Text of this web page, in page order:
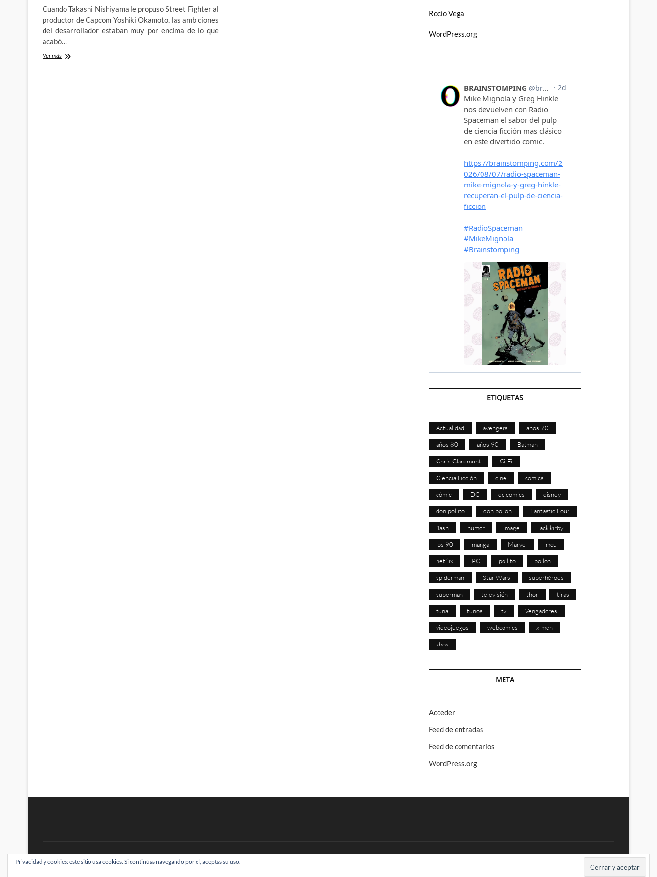
Cuando Takashi Nishiyama le propuso Street Fighter al
productor de Capcom Yoshiki Okamoto, las ambiciones
del desarrollador estaban muy por encima de lo que
acabó…
Ver másFinal
Rocío Vega
WordPress.org
ETIQUETAS
Actualidad avengers años 70
años 80 años 90 Batman
Chris Claremont Ci-Fi
Ciencia Ficción cine comics
cómic DC dc comics disney
don pollito don pollon Fantastic Four
flash humor image jack kirby
los 90 manga Marvel mcu
netflix PC pollito pollon
spiderman Star Wars superhéroes
superman televisión thor tiras
tuna tunos tv Vengadores
videojuegos webcomics x-men
xbox
META
Acceder
Feed de entradas
Feed de comentarios
WordPress.org
BRAINSTOMPING| Diseñado por:Theme Freesia|WordPress| © Todos los derechos reservados
Privacidad y cookies: este sitio usa cookies. Si continúas navegando por él, aceptas su uso.